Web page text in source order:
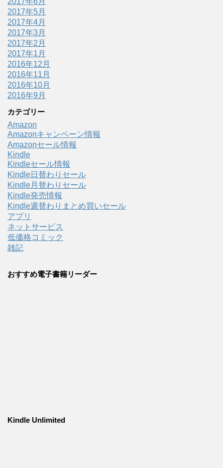
2017年5月
2017年4月
2017年3月
2017年2月
2017年1月
2016年12月
2016年11月
2016年10月
2016年9月
カテゴリー
Amazon
Amazonキャンペーン情報
Amazonセール情報
Kindle
Kindleセール情報
Kindle日替わりセール
Kindle月替わりセール
Kindle発売情報
Kindle週替わりまとめ買いセール
アプリ
ネットサービス
低価格コミック
雑記
おすすめ電子書籍リーダー
Kindle Unlimited